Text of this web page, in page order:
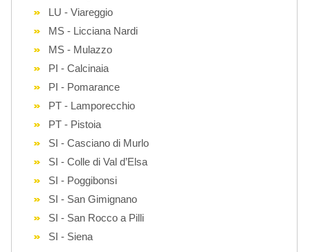
LU - Viareggio
MS - Licciana Nardi
MS - Mulazzo
PI - Calcinaia
PI - Pomarance
PT - Lamporecchio
PT - Pistoia
SI - Casciano di Murlo
SI - Colle di Val d’Elsa
SI - Poggibonsi
SI - San Gimignano
SI - San Rocco a Pilli
SI - Siena